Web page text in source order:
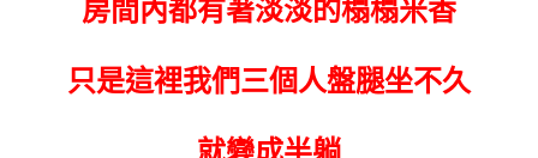
房間內都有著淡淡的榻榻米香
只是這裡我們三個人盤腿坐不久